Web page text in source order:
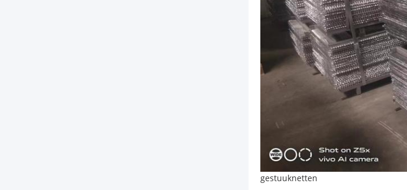
gestuuknetten